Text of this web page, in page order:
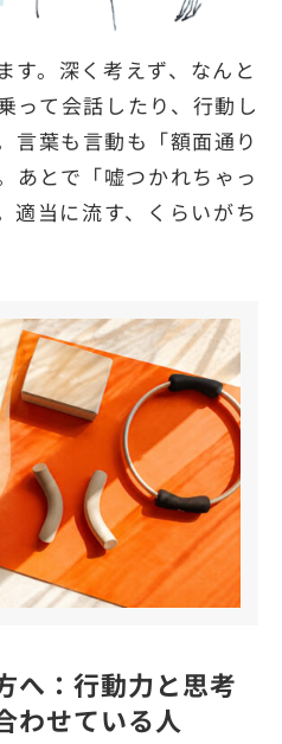
す。深く考えず、なんと
って会話したり、行動し
言葉も言動も「額面通り
あとで「嘘つかれちゃっ
適当に流す、くらいがち
へ：行動力と思考
わせている人